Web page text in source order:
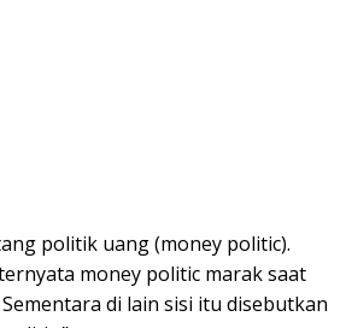
politik uang (money politic).
money politic marak saat
di lain sisi itu disebutkan